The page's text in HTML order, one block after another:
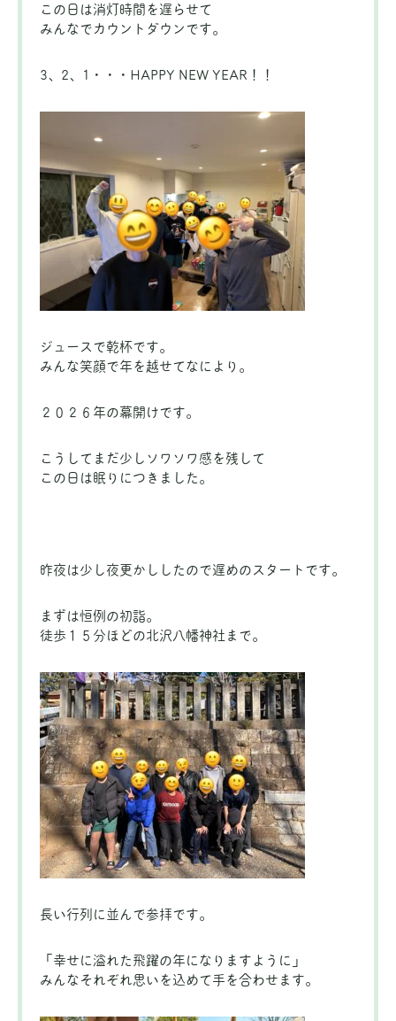
この日は消灯時間を遅らせて
みんなでカウントダウンです。
3、2、1・・・HAPPY NEW YEAR！！
ジュースで乾杯です。
みんな笑顔で年を越せてなにより。
２０２６年の幕開けです。
こうしてまだ少しソワソワ感を残して
この日は眠りにつきました。
昨夜は少し夜更かししたので遅めのスタートです。
まずは恒例の初詣。
徒歩１５分ほどの北沢八幡神社まで。
長い行列に並んで参拝です。
「幸せに溢れた飛躍の年になりますように」
みんなそれぞれ思いを込めて手を合わせます。